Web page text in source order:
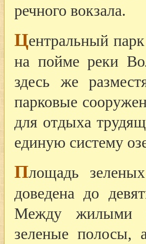
речного вокзала.
Центральный
на пойме реки
здесь же
парковые
для отдыха
единую систему
Площадь
доведена до
Между жилыми
зеленые полосы,